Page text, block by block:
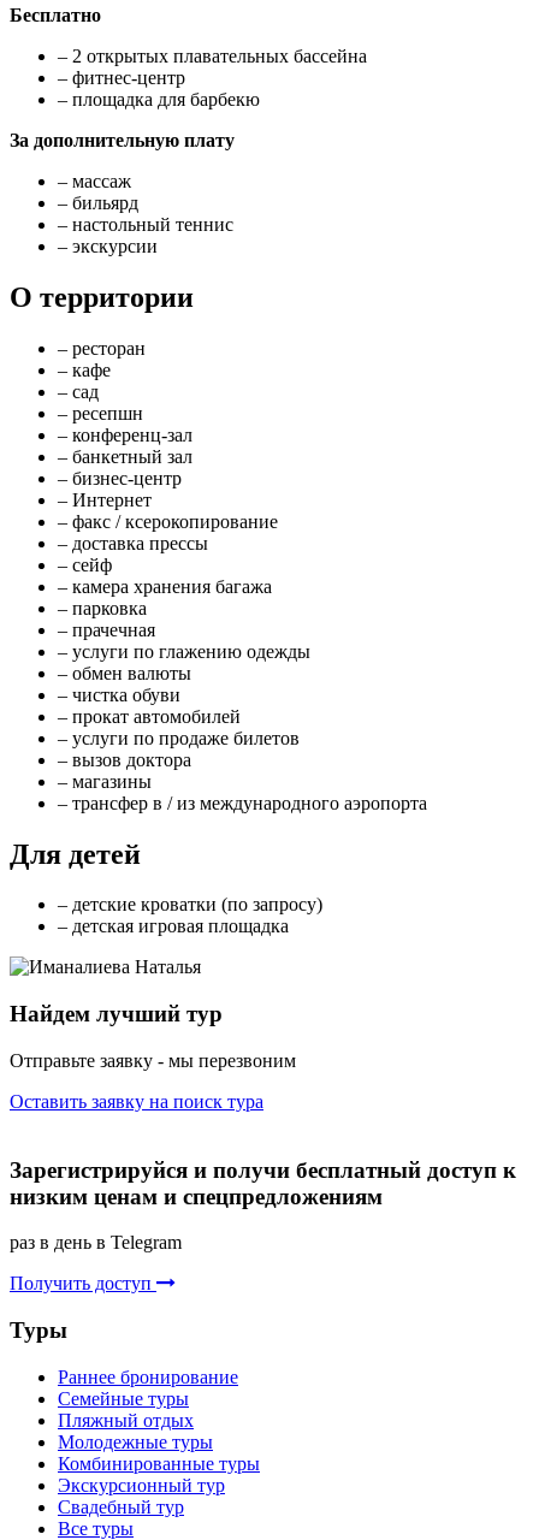
Бесплатно
– 2 открытых плавательных бассейна
– фитнес-центр
– площадка для барбекю
За дополнительную плату
– массаж
– бильярд
– настольный теннис
– экскурсии
О территории
– ресторан
– кафе
– сад
– ресепшн
– конференц-зал
– банкетный зал
– бизнес-центр
– Интернет
– факс / ксерокопирование
– доставка прессы
– сейф
– камера хранения багажа
– парковка
– прачечная
– услуги по глажению одежды
– обмен валюты
– чистка обуви
– прокат автомобилей
– услуги по продаже билетов
– вызов доктора
– магазины
– трансфер в / из международного аэропорта
Для детей
– детские кроватки (по запросу)
– детская игровая площадка
Найдем лучший тур
Отправьте заявку - мы перезвоним
Оставить заявку на поиск тура
Зарегистрируйся и получи бесплатный доступ к
низким ценам и спецпредложениям
раз в день в Telegram
Получить доступ
Туры
Раннее бронирование
Семейные туры
Пляжный отдых
Молодежные туры
Комбинированные туры
Экскурсионный тур
Свадебный тур
Все туры